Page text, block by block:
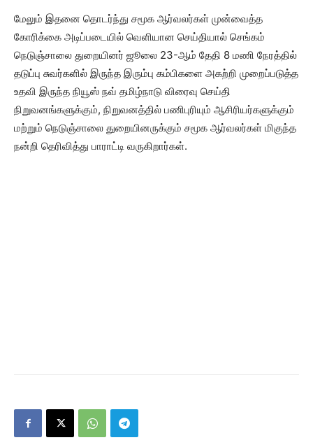
மேலும் இதனை தொடர்ந்து சமூக ஆர்வலர்கள் முன்வைத்த
கோரிக்கை அடிப்படையில் வெளியான செய்தியால் செங்கம்
நெடுஞ்சாலை துறையினர் ஜூலை 23-ஆம் தேதி 8 மணி நேரத்தில்
தடுப்பு சுவர்களில் இருந்த இரும்பு கம்பிகளை அகற்றி முறைப்படுத்த
உதவி இருந்த நியூஸ் நவ் தமிழ்நாடு விரைவு செய்தி
நிறுவனங்களுக்கும், நிறுவனத்தில் பணிபுரியும் ஆசிரியர்களுக்கும்
மற்றும் நெடுஞ்சாலை துறையினருக்கும் சமூக ஆர்வலர்கள் மிகுந்த
நன்றி தெரிவித்து பாராட்டி வருகிறார்கள்.